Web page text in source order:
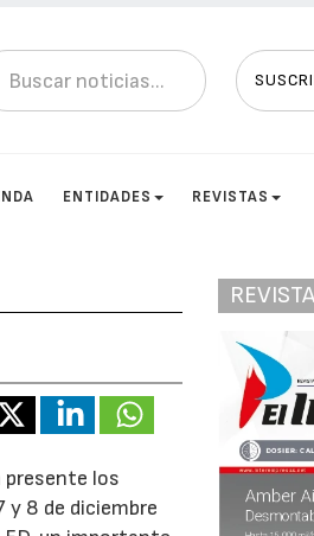
ENTIDADES REVISTAS
presente los
y 8 de diciembre